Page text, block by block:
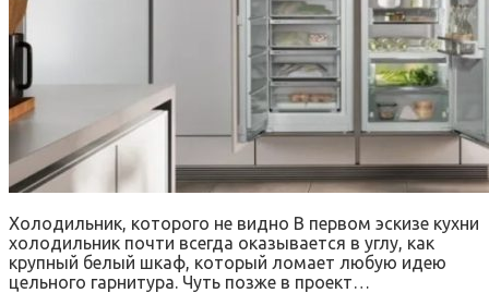
Холодильник, которого не видно В первом эскизе кухни
холодильник почти всегда оказывается в углу, как
крупный белый шкаф, который ломает любую идею
цельного гарнитура. Чуть позже в проект…